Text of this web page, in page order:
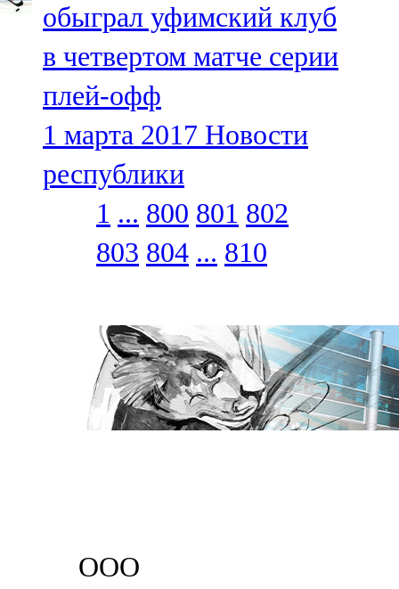
обыграл уфимский клуб
в четвертом матче серии
плей-офф
1 марта 2017 Новости
республики
1 ... 800 801 802
803 804 ... 810
ООО